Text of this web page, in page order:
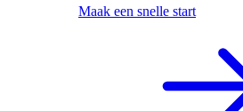
Maak een snelle start